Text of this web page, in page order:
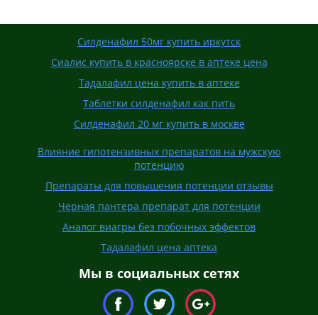
Силденафил 50мг купить иркутск
Сиалис купить в красноярске в аптеке цена
Тадалафил цена купить в аптеке
Таблетки силденафил как пить
Силденафил 20 мг купить в москве
Влияние гипотензивных препаратов на мужскую
потенцию
Препараты для повышения потенции отзывы
Черная пантера препарат для потенции
Аналог виагры без побочных эффектов
Тадалафил цена аптека
Мы в социальных сетях